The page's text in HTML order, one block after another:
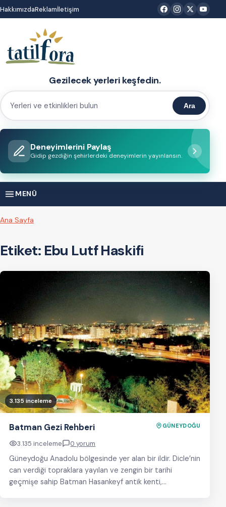
İçeriğe
atla
HakkımızdaReklamİletişim
Gezilecek yerleri keşfedin.
Yerleri
etkinlikleri
bulun
Ara
Deneyimlerini Paylaş
Gidip gezdiğin şehirlerdeki deneyimlerin yayınlansın.
MENÜ
Ana Sayfa
Etiket: Ebu Lutf Haskifi
3.135 inceleme
Batman Gezi Rehberi GÜNEYDOĞU
3.135 inceleme 0 yorum
Güneydoğu Anadolu bölgesinde yer alan bir ildir. Dicle’nin
can verdiği topraklara yayılan ve zengin bir tarihi
geçmişe sahip Batman Hasankeyf antik kenti,…